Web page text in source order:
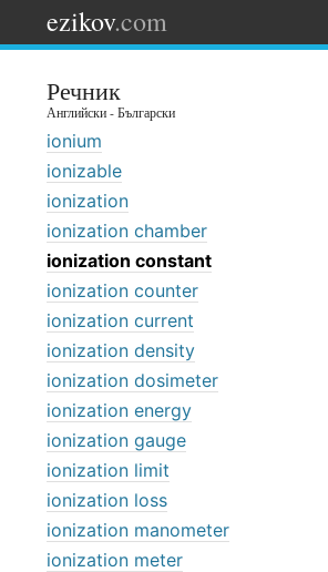
ezikov.com
Речник
Английски - Български
ionium
ionizable
ionization
ionization chamber
ionization constant
ionization counter
ionization current
ionization density
ionization dosimeter
ionization energy
ionization gauge
ionization limit
ionization loss
ionization manometer
ionization meter